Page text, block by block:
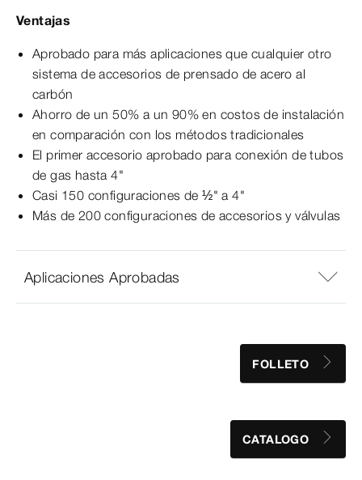
Ventajas
Aprobado para más aplicaciones que cualquier otro
sistema de accesorios de prensado de acero al
carbón
Ahorro de un 50% a un 90% en costos de instalación
en comparación con los métodos tradicionales
El primer accesorio aprobado para conexión de tubos
de gas hasta 4"
Casi 150 configuraciones de ½" a 4"
Más de 200 configuraciones de accesorios y válvulas
Aplicaciones Aprobadas
FOLLETO
CATALOGO